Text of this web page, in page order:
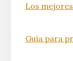
Los
Guía para